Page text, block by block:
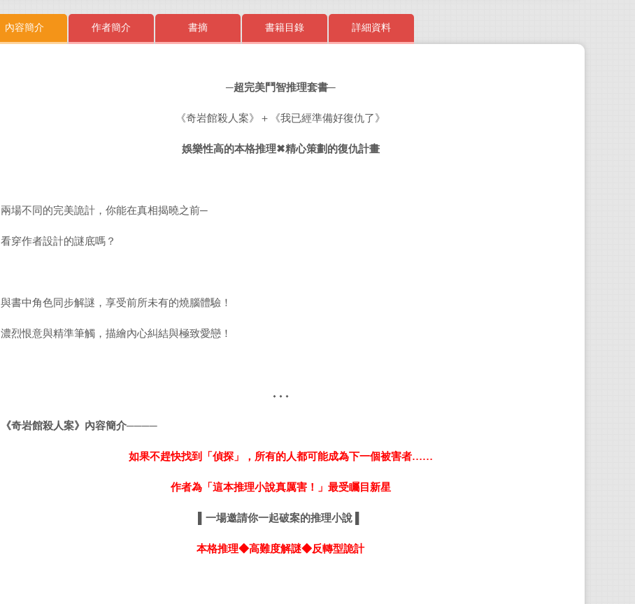
內容簡介 作者簡介 書摘 書籍目錄 詳細資料
─超完美鬥智推理套書─
《奇岩館殺人案》＋《我已經準備好復仇了》
娛樂性高的本格推理✖精心策劃的復仇計畫
兩場不同的完美詭計，你能在真相揭曉之前─
看穿作者設計的謎底嗎？
與書中角色同步解謎，享受前所未有的燒腦體驗！
濃烈恨意與精準筆觸，描繪內心糾結與極致愛戀！
⬩⬩⬩
《奇岩館殺人案》內容簡介────
如果不趕快找到「偵探」，所有的人都可能成為下一個被害者……
作者為「這本推理小說真厲害！」最受矚目新星
一場邀請你一起破案的推理小說 ▌
本格推理◆高難度解謎◆反轉型詭計